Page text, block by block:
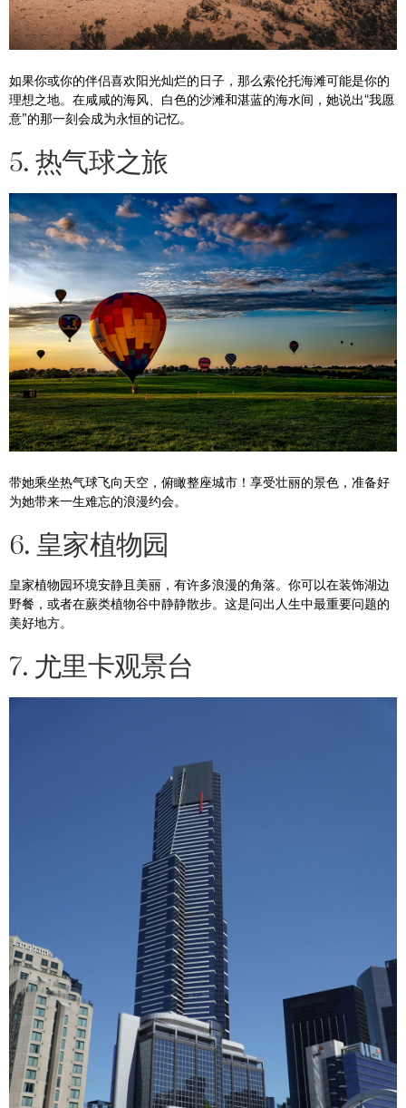
如果你或你的伴侣喜欢阳光灿烂的日子，那么索伦托海滩可能是你的
理想之地。在咸咸的海风、白色的沙滩和湛蓝的海水间，她说出“我愿
意”的那一刻会成为永恒的记忆。
5. 热气球之旅
带她乘坐热气球飞向天空，俯瞰整座城市！享受壮丽的景色，准备好
为她带来一生难忘的浪漫约会。
6. 皇家植物园
皇家植物园环境安静且美丽，有许多浪漫的角落。你可以在装饰湖边
野餐，或者在蕨类植物谷中静静散步。这是问出人生中最重要问题的
美好地方。
7. 尤里卡观景台